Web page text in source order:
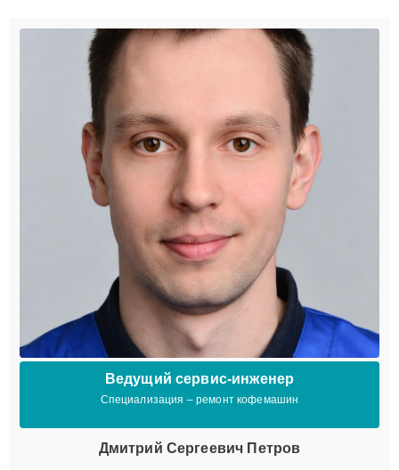
Ведущий сервис-инженер
Специализация – ремонт кофемашин
Дмитрий Сергеевич Петров